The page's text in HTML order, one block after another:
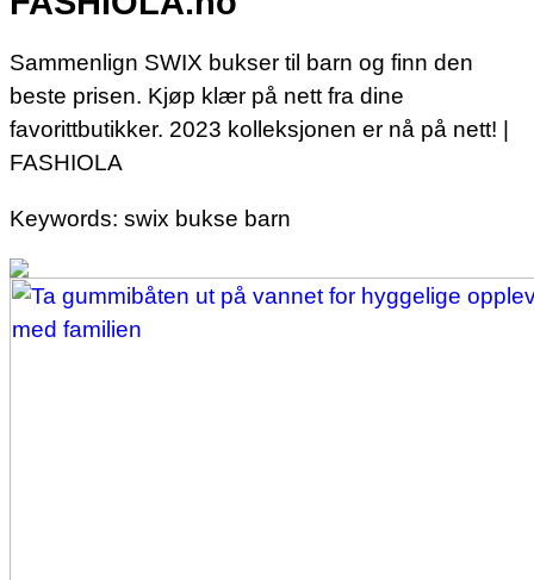
Sammenlign SWIX bukser til barn og finn den
beste prisen. Kjøp klær på nett fra dine
favorittbutikker. 2023 kolleksjonen er nå på nett! |
FASHIOLA
Keywords: swix bukse barn